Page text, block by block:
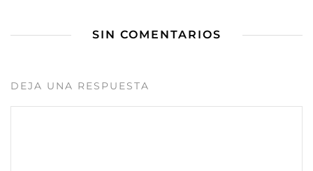
SIN COMENTARIOS
DEJA UNA RESPUESTA